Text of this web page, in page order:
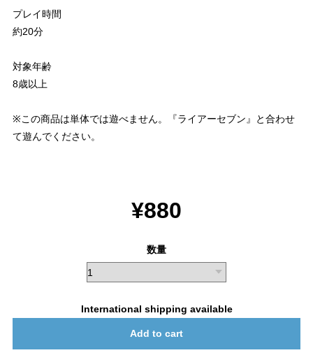
プレイ時間
約20分
対象年齢
8歳以上
※この商品は単体では遊べません。『ライアーセブン』と合わせ
て遊んでください。
¥880
数量
International shipping available
Add to cart